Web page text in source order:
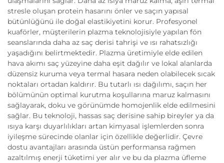
stresle oluşan protein hasarını önler ve saçın yapısal
bütünlüğünü ile doğal elastikiyetini korur. Profesyonel
kuaförler, müşterilerin plazma teknolojisiyle yapılan fön
seanslarında daha az saç derisi tahrişi ve ısı rahatsızlığı
yaşadığını belirtmektedir. Plazma üretimiyle elde edilen
hava akımı saç yüzeyine daha eşit dağılır ve lokal alanlarda
düzensiz kuruma veya termal hasara neden olabilecek sıcak
noktaları ortadan kaldırır. Bu tutarlı ısı dağılımı, saçın her
bölümünün optimal kurutma koşullarına maruz kalmasını
sağlayarak, doku ve görünümde homojenlik elde edilmesini
sağlar. Bu teknoloji, hassas saç derisine sahip bireyler ya da
ısıya karşı duyarlılıkları artan kimyasal işlemlerden sonra
iyileşme sürecinde olanlar için özellikle değerlidir. Çevre
dostu avantajları arasında üstün performansa rağmen
azaltılmış enerji tüketimi yer alır ve bu da plazma üfleme